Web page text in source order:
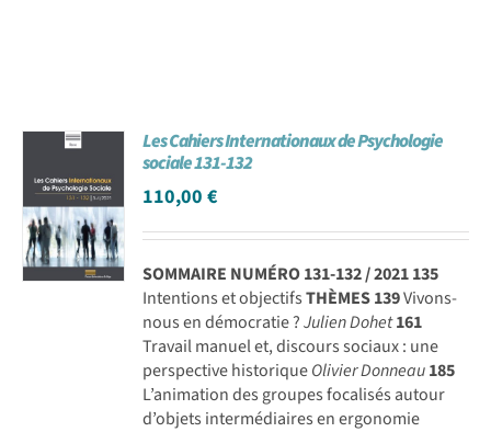
Les Cahiers Internationaux de Psychologie
sociale 131-132
110,00€
SOMMAIRE NUMÉRO 131-132 / 2021135
Intentions et objectifsTHÈMES139Vivons-
nous en démocratie ?Julien Dohet161
Travail manuel et, discours sociaux : une
perspective historiqueOlivier Donneau185
L’animation des groupes focalisés autour
d’objets intermédiaires en ergonomie